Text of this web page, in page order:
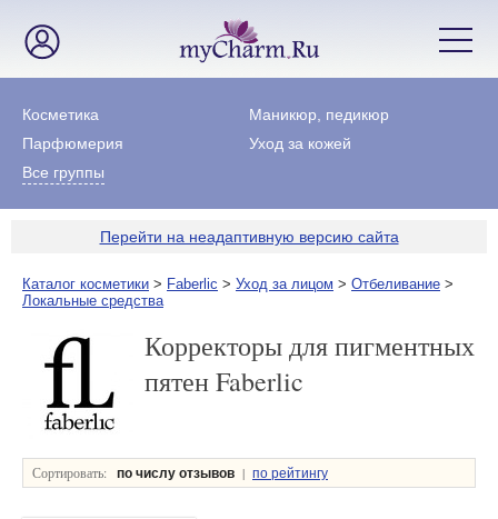
Косметика
Маникюр, педикюр
Парфюмерия
Уход за кожей
Все группы
Перейти на неадаптивную версию сайта
Каталог косметики > Faberlic > Уход за лицом > Отбеливание >
Локальные средства
Корректоры для пигментных
пятен Faberlic
Сортировать: по числу отзывов | по рейтингу